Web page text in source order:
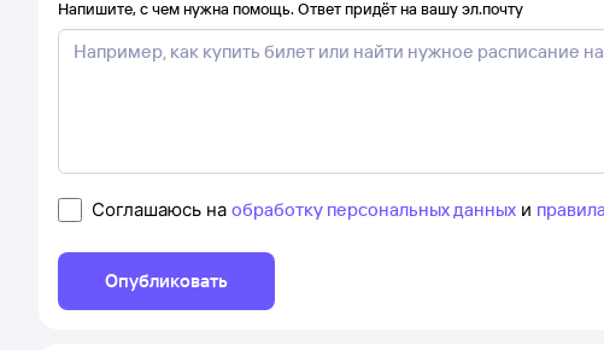
Напишите, с чем нужна помощь. Ответ придёт на вашу эл.почту
Соглашаюсь на обработку персональных данных и
Опубликовать